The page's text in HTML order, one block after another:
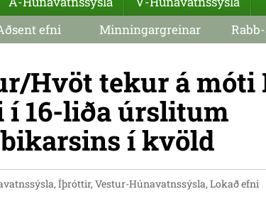
Hvöt tekur á móti
í 16-liða úrslitum
í kvöld
Íþróttir, Vestur-Húnavatnssýsla, Lokað efni
efni Minningargreinar